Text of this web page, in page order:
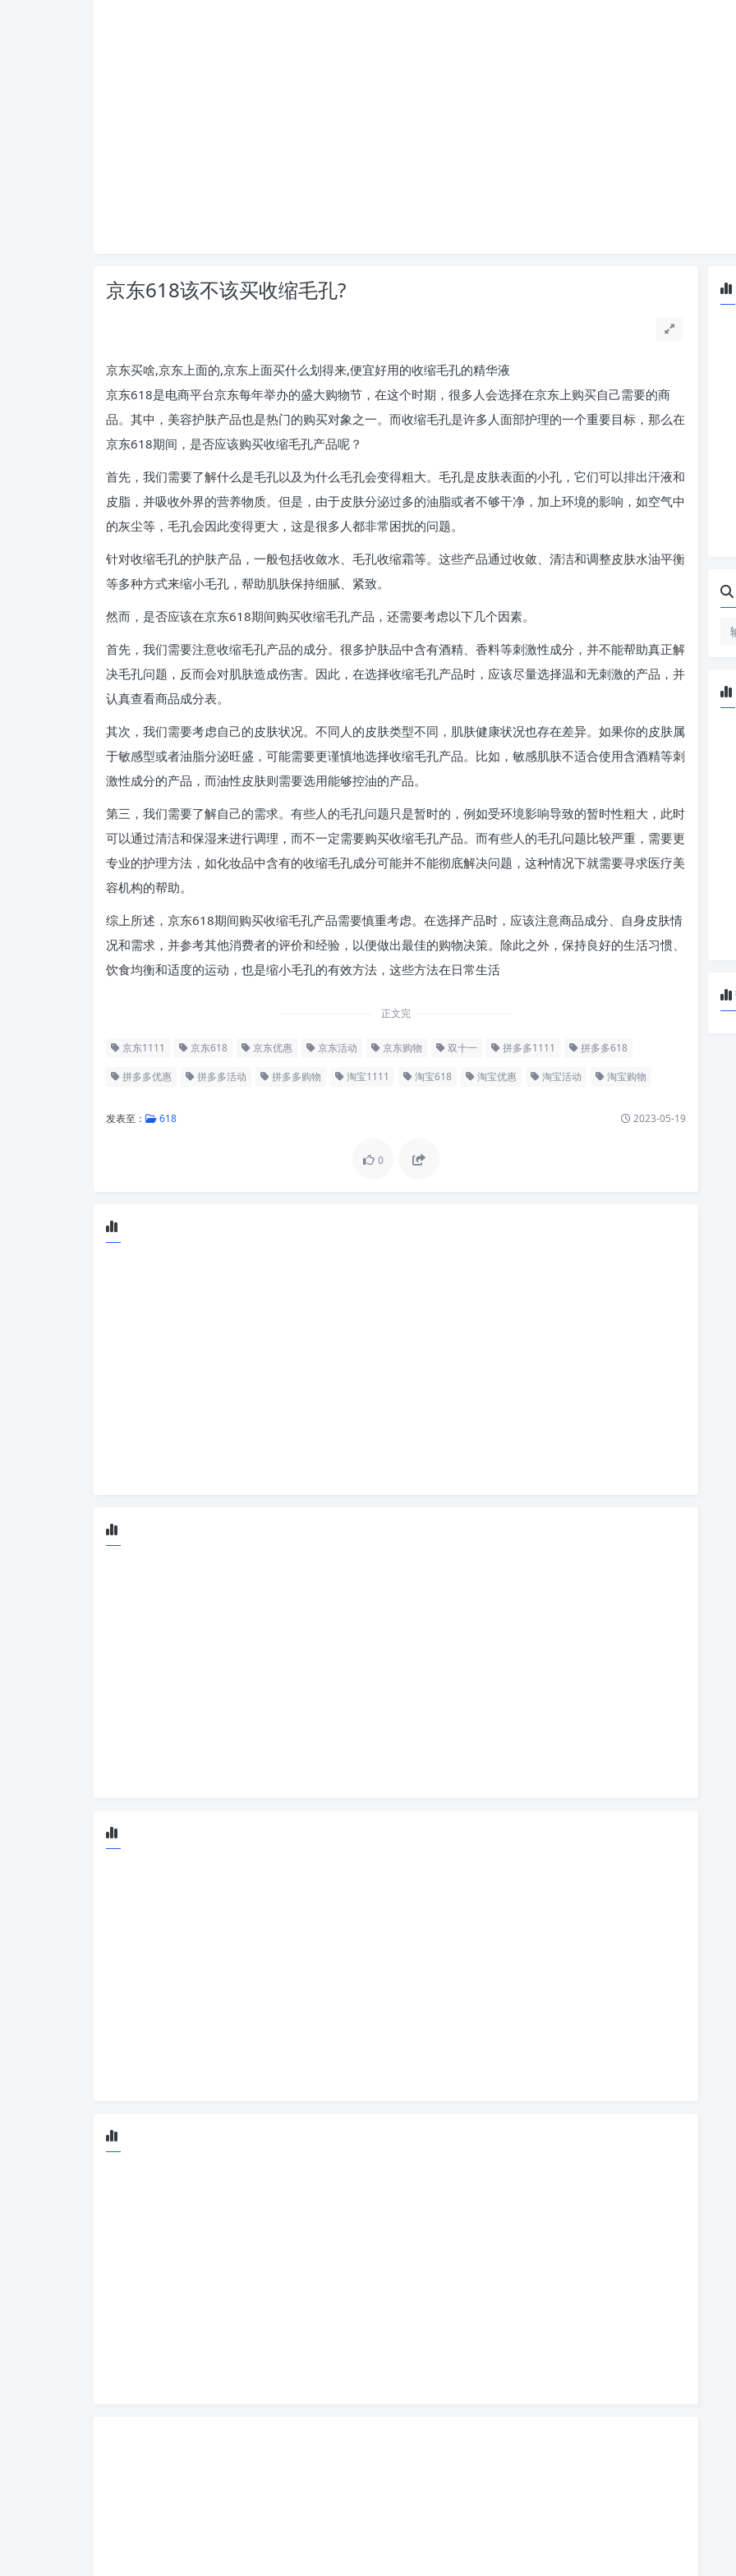
京东618该不该买收缩毛孔?
京东买啥,京东上面的,京东上面买什么划得来,便宜好用的收缩毛孔的精华液
京东618是电商平台京东每年举办的盛大购物节，在这个时期，很多人会选择在京东上购买自己需要的商
品。其中，美容护肤产品也是热门的购买对象之一。而收缩毛孔是许多人面部护理的一个重要目标，那么在
京东618期间，是否应该购买收缩毛孔产品呢？
首先，我们需要了解什么是毛孔以及为什么毛孔会变得粗大。毛孔是皮肤表面的小孔，它们可以排出汗液和
皮脂，并吸收外界的营养物质。但是，由于皮肤分泌过多的油脂或者不够干净，加上环境的影响，如空气中
的灰尘等，毛孔会因此变得更大，这是很多人都非常困扰的问题。
针对收缩毛孔的护肤产品，一般包括收敛水、毛孔收缩霜等。这些产品通过收敛、清洁和调整皮肤水油平衡
等多种方式来缩小毛孔，帮助肌肤保持细腻、紧致。
然而，是否应该在京东618期间购买收缩毛孔产品，还需要考虑以下几个因素。
首先，我们需要注意收缩毛孔产品的成分。很多护肤品中含有酒精、香料等刺激性成分，并不能帮助真正解
决毛孔问题，反而会对肌肤造成伤害。因此，在选择收缩毛孔产品时，应该尽量选择温和无刺激的产品，并
认真查看商品成分表。
其次，我们需要考虑自己的皮肤状况。不同人的皮肤类型不同，肌肤健康状况也存在差异。如果你的皮肤属
于敏感型或者油脂分泌旺盛，可能需要更谨慎地选择收缩毛孔产品。比如，敏感肌肤不适合使用含酒精等刺
激性成分的产品，而油性皮肤则需要选用能够控油的产品。
第三，我们需要了解自己的需求。有些人的毛孔问题只是暂时的，例如受环境影响导致的暂时性粗大，此时
可以通过清洁和保湿来进行调理，而不一定需要购买收缩毛孔产品。而有些人的毛孔问题比较严重，需要更
专业的护理方法，如化妆品中含有的收缩毛孔成分可能并不能彻底解决问题，这种情况下就需要寻求医疗美
容机构的帮助。
综上所述，京东618期间购买收缩毛孔产品需要慎重考虑。在选择产品时，应该注意商品成分、自身皮肤情
况和需求，并参考其他消费者的评价和经验，以便做出最佳的购物决策。除此之外，保持良好的生活习惯、
饮食均衡和适度的运动，也是缩小毛孔的有效方法，这些方法在日常生活
正文完
京东1111 京东618 京东优惠 京东活动 京东购物 双十一 拼多多1111 拼多多618
拼多多优惠 拼多多活动 拼多多购物 淘宝1111 淘宝618 淘宝优惠 淘宝活动 淘宝购物
发表至： 618 2023-05-19
0